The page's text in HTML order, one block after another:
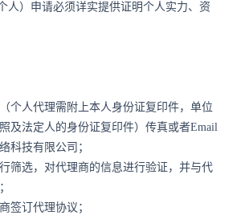
人）申请必须详实提供证明个人实力、资
个人代理需附上本人身份证复印件，单位
及法定人的身份证复印件）传真或者Email
科技有限公司；
筛选，对代理商的信息进行验证，并与代
签订代理协议；